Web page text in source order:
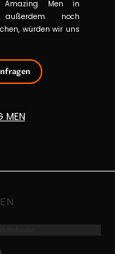
Amazing Men in
noch
würden wir uns
MEN